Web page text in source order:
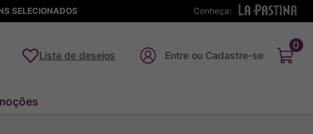
Conheça:
SELECIONADOS
Lista de desejos
0